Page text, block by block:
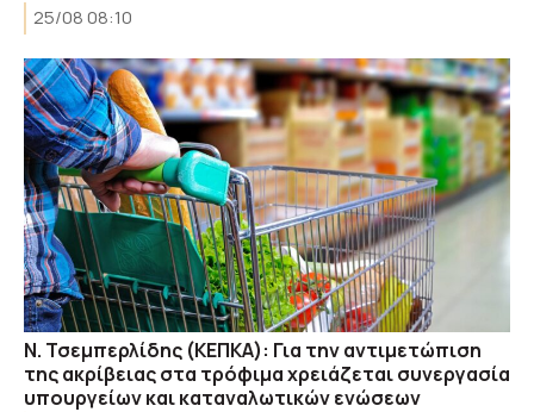
25/08 08:10
Ν. Τσεμπερλίδης (ΚΕΠΚΑ): Για την αντιμετώπιση
της ακρίβειας στα τρόφιμα χρειάζεται συνεργασία
υπουργείων και καταναλωτικών ενώσεων